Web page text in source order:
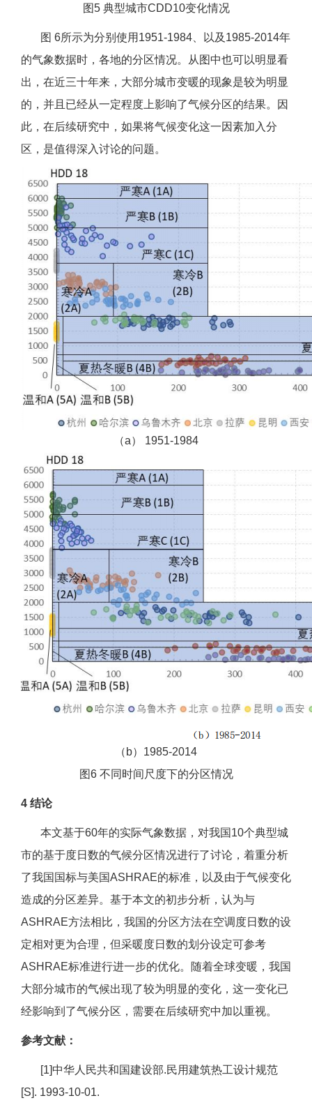
图5 典型城市CDD10变化情况
图 6所示为分别使用1951-1984、以及1985-2014年
的气象数据时，各地的分区情况。从图中也可以明显看
出，在近三十年来，大部分城市变暖的现象是较为明显
的，并且已经从一定程度上影响了气候分区的结果。因
此，在后续研究中，如果将气候变化这一因素加入分
区，是值得深入讨论的问题。
（a） 1951-1984
（b）1985-2014
图6 不同时间尺度下的分区情况
4 结论
本文基于60年的实际气象数据，对我国10个典型城
市的基于度日数的气候分区情况进行了讨论，着重分析
了我国国标与美国ASHRAE的标准，以及由于气候变化
造成的分区差异。基于本文的初步分析，认为与
ASHRAE方法相比，我国的分区方法在空调度日数的设
定相对更为合理，但采暖度日数的划分设定可参考
ASHRAE标准进行进一步的优化。随着全球变暖，我国
大部分城市的气候出现了较为明显的变化，这一变化已
经影响到了气候分区，需要在后续研究中加以重视。
参考文献：
[1]中华人民共和国建设部.民用建筑热工设计规范
[S]. 1993-10-01.